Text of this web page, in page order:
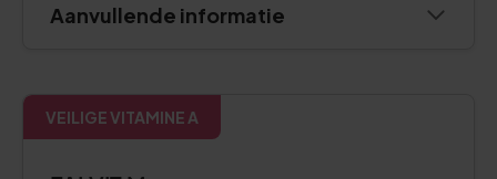
Aanvullende informatie
VEILIGE VITAMINE A